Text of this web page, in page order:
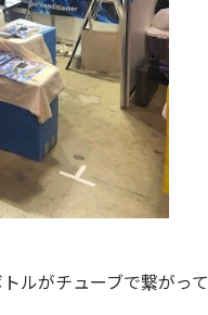
ルがチューブで繋がっ